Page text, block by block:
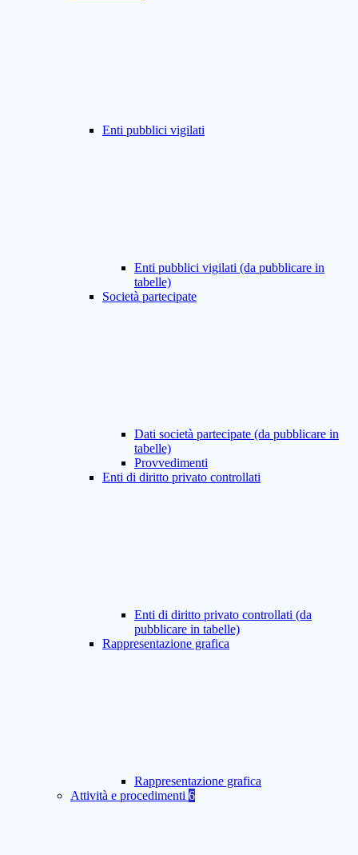
Enti pubblici vigilati
Enti pubblici vigilati (da pubblicare in
tabelle)
Società partecipate
Dati società partecipate (da pubblicare in
tabelle)
Provvedimenti
Enti di diritto privato controllati
Enti di diritto privato controllati (da
pubblicare in tabelle)
Rappresentazione grafica
Rappresentazione grafica
Attività e procedimenti 6